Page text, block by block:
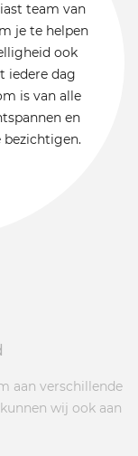
team van
je te helpen
ook
iedere dag
is van alle
en
aan verschillende
wij ook aan